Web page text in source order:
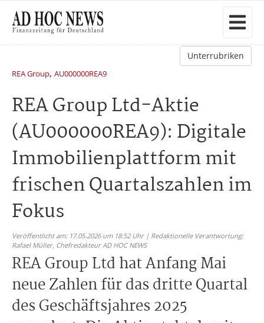
Unterrubriken
REA Group, AU000000REA9
REA Group Ltd-Aktie
(AU000000REA9): Digitale
Immobilienplattform mit
frischen Quartalszahlen im
Fokus
Veröffentlicht am: 17.05.2026 um 18:52 Uhr | Redaktionelle Verantwortung:
Rafael Müller, Chefredakteur AD HOC NEWS
REA Group Ltd hat Anfang Mai
neue Zahlen für das dritte Quartal
des Geschäftsjahres 2025